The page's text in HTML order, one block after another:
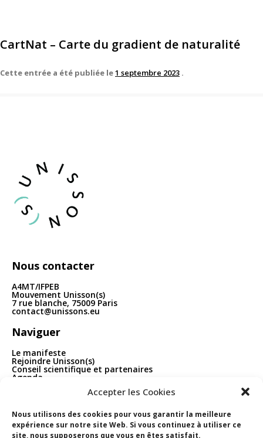
Accepter les Cookies
Nous utilisons des cookies pour vous garantir la meilleure
expérience sur notre site Web. Si vous continuez à utiliser ce
site, nous supposerons que vous en êtes satisfait.
CartNat – Carte du gradient de naturalité
Cette entrée a été publiée le1 septembre 2023 .
Nous contacter
A4MT/IFPEB
Mouvement Unisson(s)
7 rue blanche, 75009 Paris
contact@unissons.eu
Naviguer
Le manifeste
Rejoindre Unisson(s)
Conseil scientifique et partenaires
Agenda
Nous suivre